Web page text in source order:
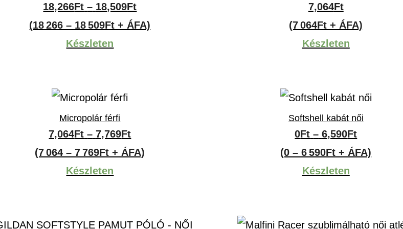
18,266Ft – 18,509FtÁrtartomány:
18,266Ft
(18 266 – 18 509Ft + ÁFA)
Készleten
7,064Ft
(7 064Ft + ÁFA)
Készleten
Micropolár férfi
7,064Ft – 7,769FtÁrtartomány:
7,064Ft
(7 064 – 7 769Ft + ÁFA)
Készleten
Softshell kabát női
0Ft – 6,590Ft
0Ft
(0 – 6 590Ft + ÁFA)
Készleten